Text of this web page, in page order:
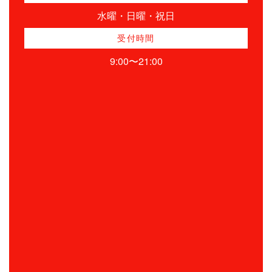
水曜・日曜・祝日
受付時間
9:00〜21:00